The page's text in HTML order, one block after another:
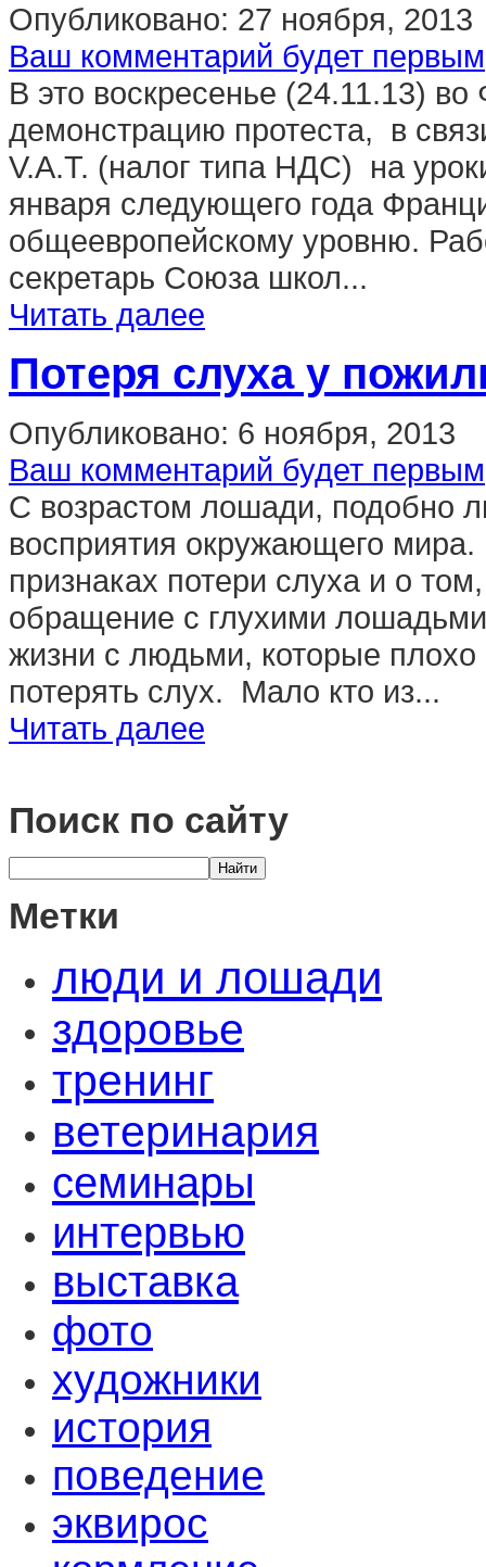
Опубликовано: 27 ноября, 2013
Ваш комментарий будет первым
В это воскресенье (24.11.13)
демонстрацию протеста, в
V.A.T. (налог типа НДС) на
января следующего года
общеевропейскому уровню.
секретарь Союза школ...
Читать далее
Потеря слуха у
Опубликовано: 6 ноября, 2013
Ваш комментарий будет первым
С возрастом лошади, подобно
восприятия окружающего
признаках потери слуха и о
обращение с глухими
жизни с людьми, которые
потерять слух. Мало кто из...
Читать далее
Поиск по сайту
Метки
люди и лошади
здоровье
тренинг
ветеринария
семинары
интервью
выставка
фото
художники
история
поведение
эквирос